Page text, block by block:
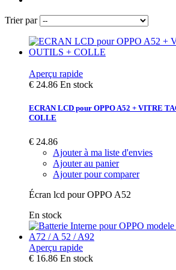
Trier par
Aperçu rapide
€ 24.86 En stock
ECRAN LCD pour OPPO A52 + VITRE
COLLE
€ 24.86
Ajouter à ma liste d'envies
Ajouter au panier
Ajouter pour comparer
Écran lcd pour OPPO A52
En stock
Aperçu rapide
€ 16.86 En stock